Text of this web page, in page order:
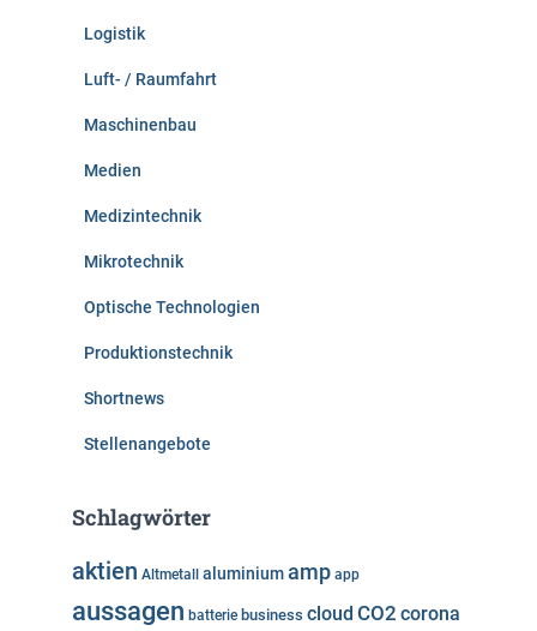
Logistik
Luft- / Raumfahrt
Maschinenbau
Medien
Medizintechnik
Mikrotechnik
Optische Technologien
Produktionstechnik
Shortnews
Stellenangebote
Schlagwörter
aktien Altmetall aluminiumamp app
aussagen batterie business cloud CO2 corona